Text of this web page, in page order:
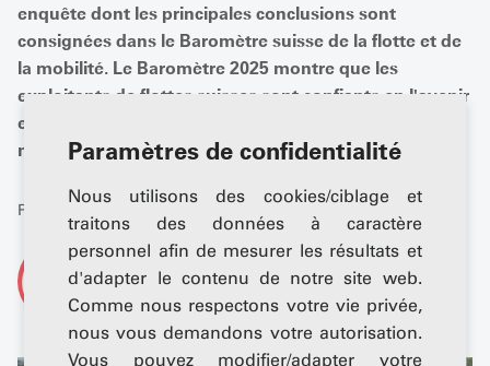
Paramètres de confidentialité
Nous utilisons des cookies/ciblage et
traitons des données à caractère
personnel afin de mesurer les résultats et
d'adapter le contenu de notre site web.
Comme nous respectons votre vie privée,
nous vous demandons votre autorisation.
Vous pouvez modifier/adapter votre
enquête dont les principales conclusions sont
consignées dans le Baromètre suisse de la flotte et de
la mobilité. Le Baromètre 2025 montre que les
exploitants de flottes suisses sont confiants en l'avenir
et encouragent activement la transition vers la
mobilité électrique.
Publié: 19 juin 2025